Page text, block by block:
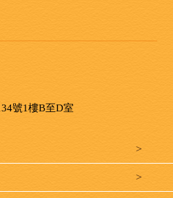
號1樓B至D室
>
>